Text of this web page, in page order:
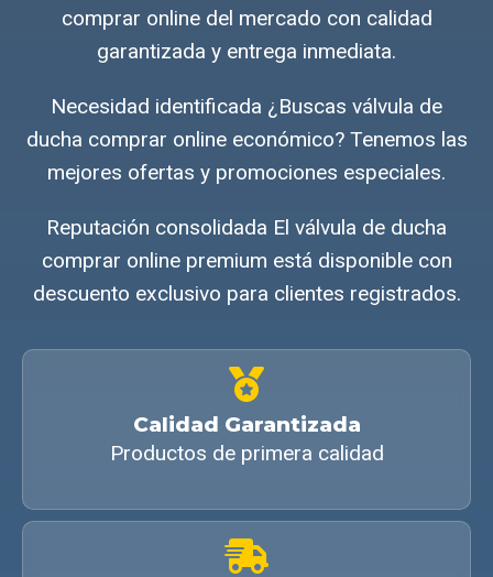
comprar online del mercado con calidad
garantizada y entrega inmediata.
Necesidad identificada ¿Buscas válvula de
ducha comprar online económico? Tenemos las
mejores ofertas y promociones especiales.
Reputación consolidada El válvula de ducha
comprar online premium está disponible con
descuento exclusivo para clientes registrados.
Calidad Garantizada
Productos de primera calidad